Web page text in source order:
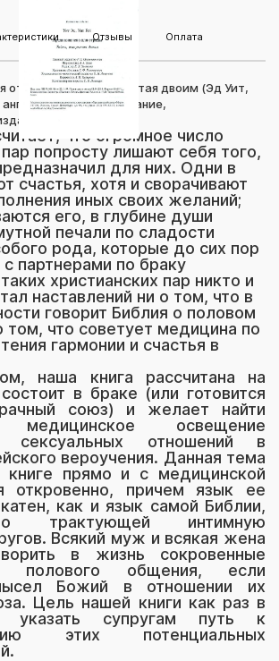
Отзывы Оплата
отрады: Тайна, открытая двоим (Эд Уит,
— 4-е издание,
Мирт)
что огромное число
попросту лишают себя того,
для них. Одни в
счастья, хотя и сворачивают
иных своих желаний;
его, в глубине души
печали по сладости
рода, которые до сих пор
с партнерами по браку
христианских пар никто и
наставлений ни о том, что в
говорит Библия о половом
том, что советует медицина по
гармонии и счастья в
наша книга рассчитана на
в браке (или готовится
союз) и желает найти
медицинское освещение
сексуальных отношений в
вероучения. Данная тема
книге прямо и с медицинской
откровенно, причем язык ее
как и язык самой Библии,
трактующей интимную
Всякий муж и всякая жена
в жизнь сокровенные
полового общения, если
Божий в отношении их
Цель нашей книги как раз в
указать супругам путь к
этих потенциальных